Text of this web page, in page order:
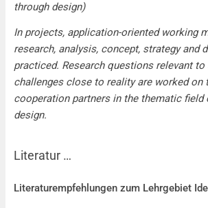
through design)
In projects, application-oriented working
research, analysis, concept, strategy and
practiced. Research questions relevant
challenges close to reality are worked on
cooperation partners in the thematic field
design.
Literatur …
Literatur …
Literaturempfehlungen zum Lehrgebiet